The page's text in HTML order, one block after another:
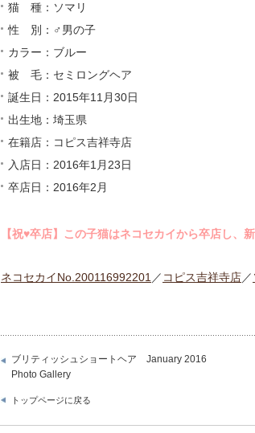
猫 種：ソマリ
性 別：♂男の子
カラー：ブルー
被 毛：セミロングヘア
誕生日：2015年11月30日
出生地：埼玉県
在籍店：コピス吉祥寺店
入店日：2016年1月23日
卒店日：2016年2月
【祝♥︎卒店】この子猫はネコセカイから卒店し、
ネコセカイNo.200116992201／ コピス吉祥寺店／
ブリティッシュショートヘア January 2016
Photo Gallery
トップページに戻る